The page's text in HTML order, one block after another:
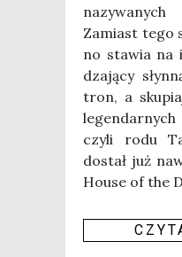
Zamiast tego
no sta­wia
dza­ją­cy
tron, a
czy­li rodu
dostał już
House of the